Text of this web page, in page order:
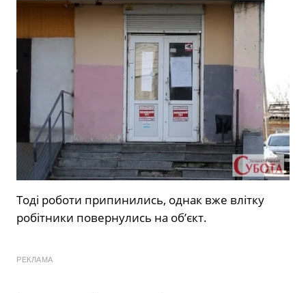
Тоді роботи припинились, однак вже влітку
робітники повернулись на об’єкт.
РЕКЛАМА